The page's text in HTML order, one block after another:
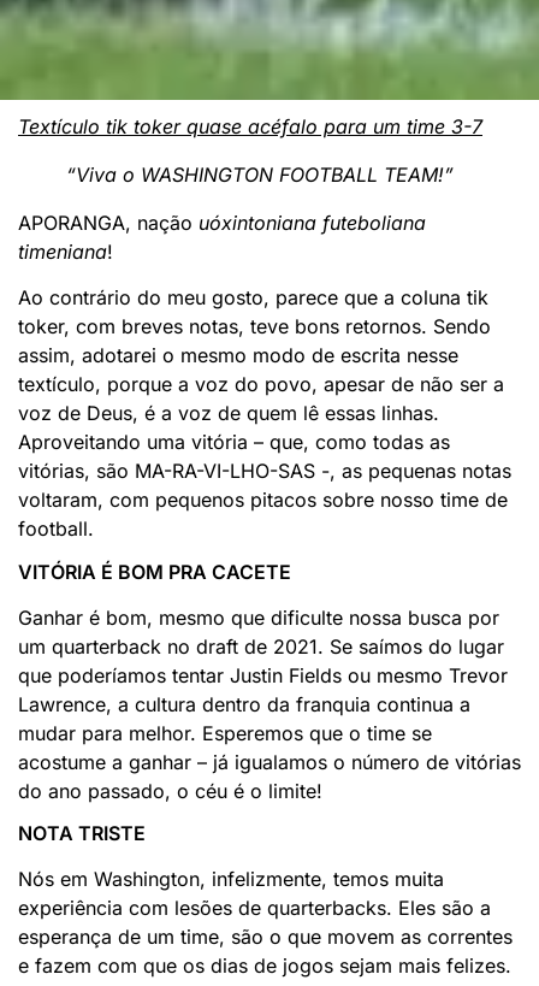
Textículo tik toker quase acéfalo para um time 3-7
“Viva o WASHINGTON FOOTBALL TEAM!”
APORANGA, nação uóxintoniana futeboliana
timeniana!
Ao contrário do meu gosto, parece que a coluna tik
toker, com breves notas, teve bons retornos. Sendo
assim, adotarei o mesmo modo de escrita nesse
textículo, porque a voz do povo, apesar de não ser a
voz de Deus, é a voz de quem lê essas linhas.
Aproveitando uma vitória – que, como todas as
vitórias, são MA-RA-VI-LHO-SAS -, as pequenas notas
voltaram, com pequenos pitacos sobre nosso time de
football.
VITÓRIA É BOM PRA CACETE
Ganhar é bom, mesmo que dificulte nossa busca por
um quarterback no draft de 2021. Se saímos do lugar
que poderíamos tentar Justin Fields ou mesmo Trevor
Lawrence, a cultura dentro da franquia continua a
mudar para melhor. Esperemos que o time se
acostume a ganhar – já igualamos o número de vitórias
do ano passado, o céu é o limite!
NOTA TRISTE
Nós em Washington, infelizmente, temos muita
experiência com lesões de quarterbacks. Eles são a
esperança de um time, são o que movem as correntes
e fazem com que os dias de jogos sejam mais felizes.